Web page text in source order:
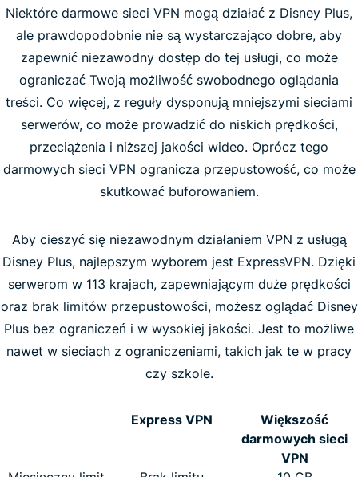
Niektóre darmowe sieci VPN mogą działać z Disney Plus,
ale prawdopodobnie nie są wystarczająco dobre, aby
zapewnić niezawodny dostęp do tej usługi, co może
ograniczać Twoją możliwość swobodnego oglądania
treści. Co więcej, z reguły dysponują mniejszymi sieciami
serwerów, co może prowadzić do niskich prędkości,
przeciążenia i niższej jakości wideo. Oprócz tego
darmowych sieci VPN ogranicza przepustowość, co może
skutkować buforowaniem.
Aby cieszyć się niezawodnym działaniem VPN z usługą
Disney Plus, najlepszym wyborem jest ExpressVPN. Dzięki
serwerom w 113 krajach, zapewniającym duże prędkości
oraz brak limitów przepustowości, możesz oglądać Disney
Plus bez ograniczeń i w wysokiej jakości. Jest to możliwe
nawet w sieciach z ograniczeniami, takich jak te w pracy
czy szkole.
Express VPN
Większość
darmowych sieci
VPN